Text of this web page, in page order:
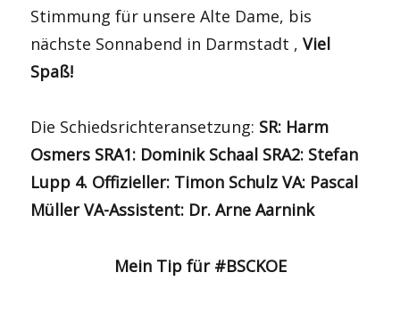
Stimmung für unsere Alte Dame, bis
nächste Sonnabend in Darmstadt ,Viel
Spaß!
Die Schiedsrichteransetzung: SR: Harm
Osmers SRA1: Dominik Schaal SRA2: Stefan
Lupp 4. Offizieller: Timon Schulz VA: Pascal
Müller VA-Assistent: Dr. Arne Aarnink
Mein Tip für #BSCKOE